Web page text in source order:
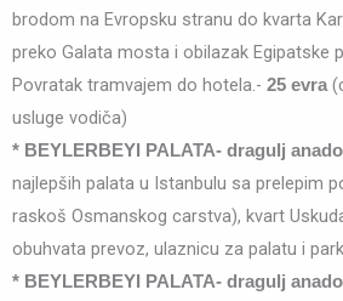
brodom na Evropsku stranu do kvarta
preko Galata mosta i obilazak Egipatske
Povratak tramvajem do hotela.- 25 evra
usluge vodiča)
* BEYLERBEYI PALATA- dragulj
najlepših palata u Istanbulu sa prelepim
raskoš Osmanskog carstva), kvart
obuhvata prevoz, ulaznicu za palatu i
* BEYLERBEYI PALATA- dragulj